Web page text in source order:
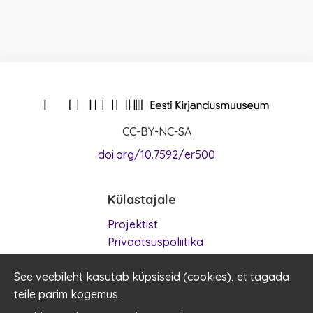
Külastajale
Projektist
Privaatsuspoliitika
Küpsised
CC-BY-NC-SA
doi.org/10.7592/er500
See veebileht kasutab küpsiseid (cookies), et tagada
teile parim kogemus.